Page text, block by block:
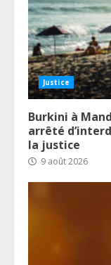
Justice
Burkini à
arrêté
la justice
9 août 2026